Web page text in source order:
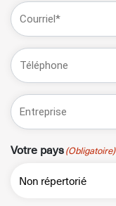
E-
mail
Téléphone
Entreprise*
Votre pays(Obligatoire)